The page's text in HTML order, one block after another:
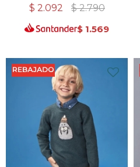
$ 2.092 $ 2.790
$ 1.569